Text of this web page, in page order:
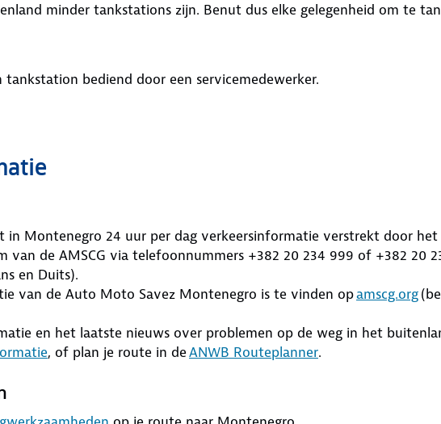
minder tankstations zijn. Benut dus elke gelegenheid om te
bediend door een servicemedewerker.
in Montenegro 24 uur per dag verkeersinformatie verstrekt door het
van de AMSCG via telefoonnummers +382 20 234 999 of +382 20
en Duits).
van de Auto Moto Savez Montenegro is te vinden opamscg.org
en het laatste nieuws over problemen op de weg in het
, of plan je route in deANWB Routeplanner.